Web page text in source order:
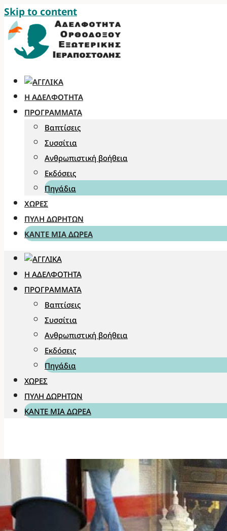
Skip to content
Η ΑΔΕΛΦΌΤΗΤΑ
ΠΡΟΓΡΆΜΜΑΤΑ
Βαπτίσεις
Συσσίτια
Ανθρωπιστική βοήθεια
Εκδόσεις
Πηγάδια
ΧΏΡΕΣ
ΠΎΛΗ ΔΩΡΗΤΏΝ
ΚΆΝΤΕ ΜΊΑ ΔΩΡΕΆ
Η ΑΔΕΛΦΌΤΗΤΑ
ΠΡΟΓΡΆΜΜΑΤΑ
Βαπτίσεις
Συσσίτια
Ανθρωπιστική βοήθεια
Εκδόσεις
Πηγάδια
ΧΏΡΕΣ
ΠΎΛΗ ΔΩΡΗΤΏΝ
ΚΆΝΤΕ ΜΊΑ ΔΩΡΕΆ